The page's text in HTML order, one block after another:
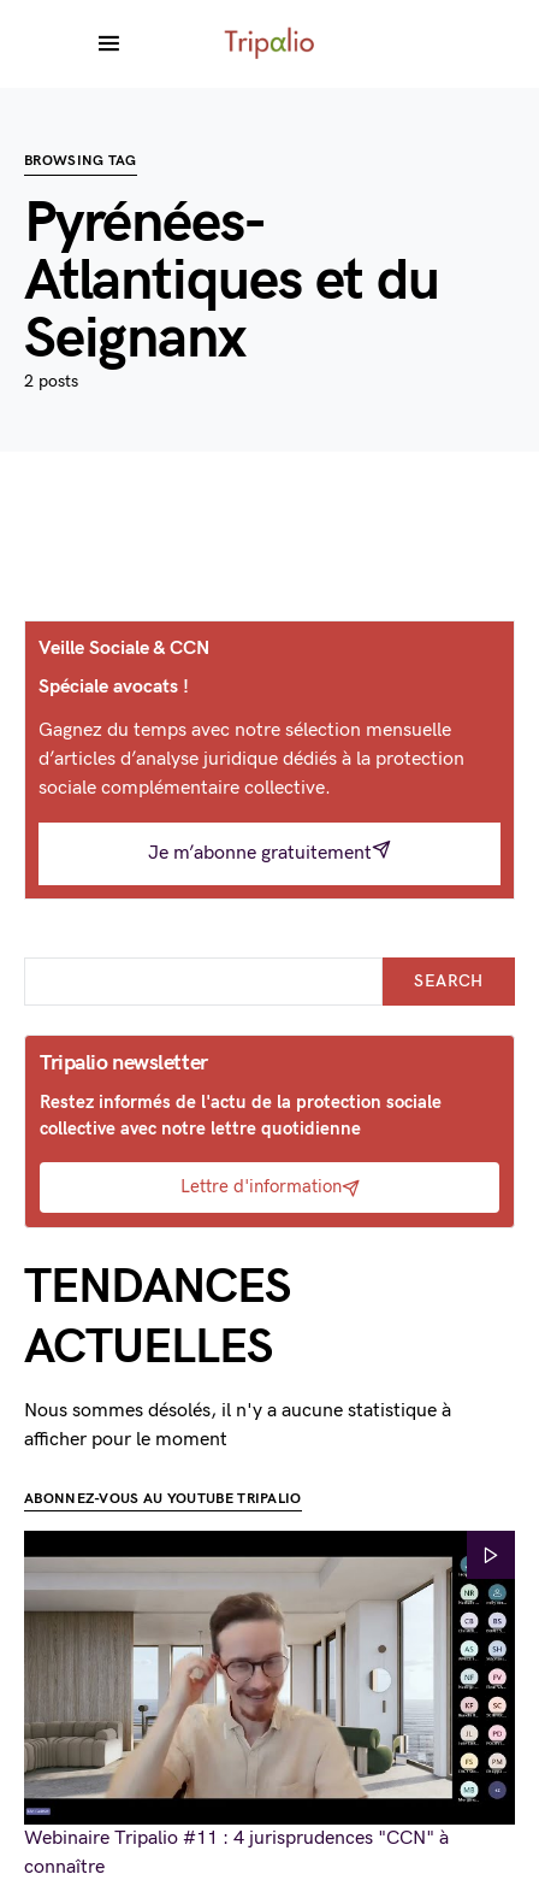
BROWSING TAG
Pyrénées-
Atlantiques et du
Seignanx
2 posts
Veille Sociale & CCN
Spéciale avocats !
Gagnez du temps avec notre sélection mensuelle
d’articles d’analyse juridique dédiés à la protection
sociale complémentaire collective.
Je m’abonne gratuitement
SEARCH
Tripalio newsletter
Restez informés de l'actu de la protection sociale
collective avec notre lettre quotidienne
Lettre d'information
TENDANCES
ACTUELLES
Nous sommes désolés, il n'y a aucune statistique à
afficher pour le moment
ABONNEZ-VOUS AU YOUTUBE TRIPALIO
Webinaire Tripalio #11 : 4 jurisprudences "CCN" à
connaître